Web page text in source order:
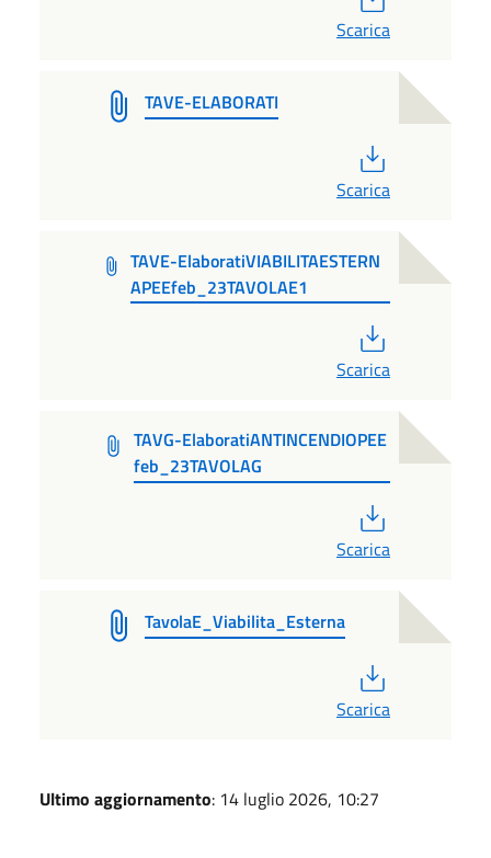
Scarica
TAVE-ELABORATI
Scarica
TAVE-ElaboratiVIABILITAESTERN
APEEfeb_23TAVOLAE1
Scarica
TAVG-ElaboratiANTINCENDIOPEE
feb_23TAVOLAG
Scarica
TavolaE_Viabilita_Esterna
Scarica
Ultimo aggiornamento: 14 luglio 2026, 10:27